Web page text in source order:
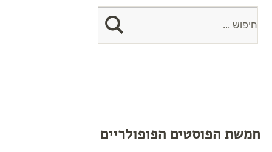
חמשת הפוסטים הפופולריים